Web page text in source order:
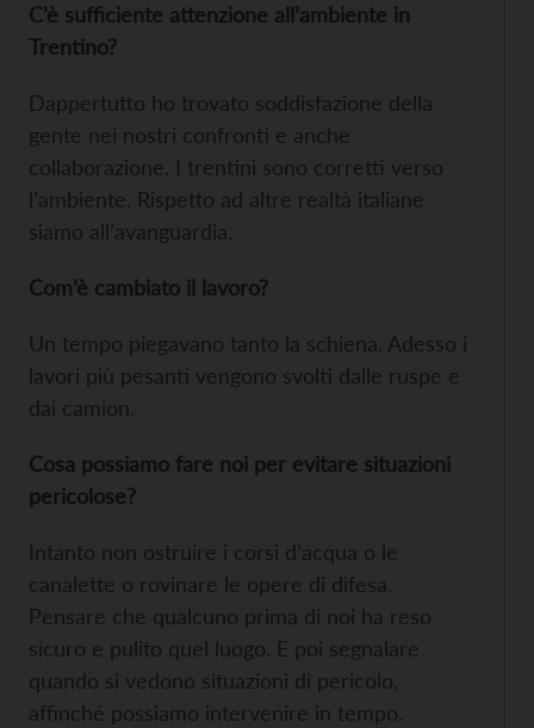
C’è sufficiente attenzione all’ambiente in
Trentino?
Dappertutto ho trovato soddisfazione della
gente nei nostri confronti e anche
collaborazione. I trentini sono corretti verso
l’ambiente. Rispetto ad altre realtà italiane
siamo all’avanguardia.
Com’è cambiato il lavoro?
Un tempo piegavano tanto la schiena. Adesso i
lavori più pesanti vengono svolti dalle ruspe e
dai camion.
Cosa possiamo fare noi per evitare situazioni
pericolose?
Intanto non ostruire i corsi d’acqua o le
canalette o rovinare le opere di difesa.
Pensare che qualcuno prima di noi ha reso
sicuro e pulito quel luogo. E poi segnalare
quando si vedono situazioni di pericolo,
affinché possiamo intervenire in tempo.